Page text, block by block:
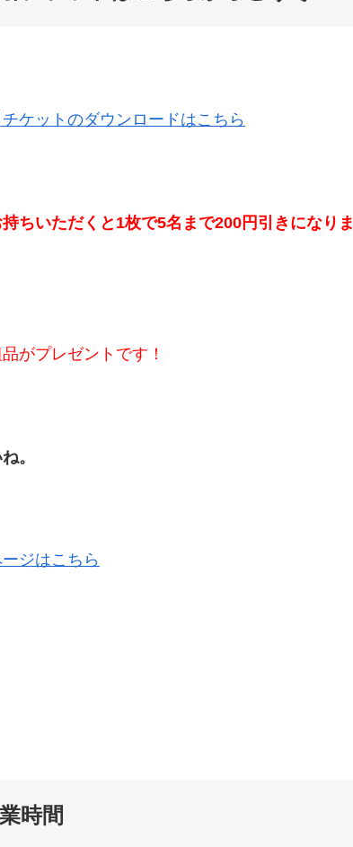
ケットのダウンロードはこちら
ちいただくと1枚で5名まで200円引きになりま
がプレゼントです！
。
ジはこちら
時間